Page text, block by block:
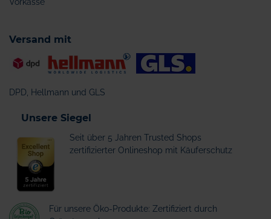
Versand mit
DPD, Hellmann und GLS
Unsere Siegel
Seit über 5 Jahren Trusted Shops
zertifizierter Onlineshop mit Käuferschutz
Für unsere Öko-Produkte: Zertifiziert durch